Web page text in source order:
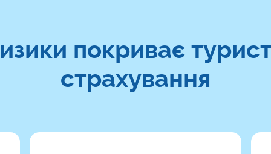
покриває
страхування